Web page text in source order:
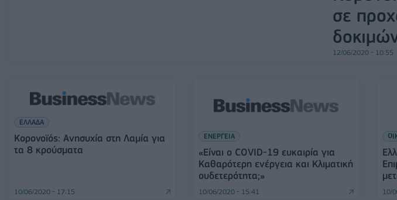
σε
12/06/2020 - 10:55
ΕΛΛΑΔΑ
Κορονοϊός: Ανησυχία στη Λαμία για
τα 8 κρούσματα
10/06/2020 - 17:15
ΕΝΕΡΓΕΙΑ
«Είναι ο COVID-19 ευκαιρία για
Καθαρότερη ενέργεια και Κλιματική
ουδετερότητα;»
10/06/2020 - 15:41 10/